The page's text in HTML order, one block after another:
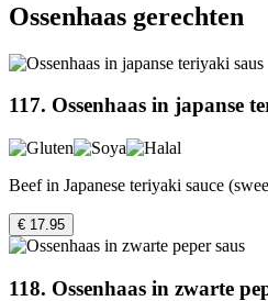
Ossenhaas gerechten
117. Ossenhaas in japanse
Beef in Japanese teriyaki sauce
€ 17.95
118. Ossenhaas in zwarte